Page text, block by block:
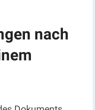
nach